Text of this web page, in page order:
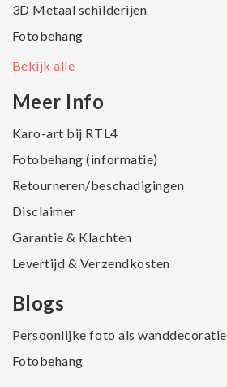
3D Metaal schilderijen
Fotobehang
Bekijk alle
Meer Info
Karo-art bij RTL4
Fotobehang (informatie)
Retourneren/beschadigingen
Disclaimer
Garantie & Klachten
Levertijd & Verzendkosten
Blogs
Persoonlijke foto als wanddecoratie
Fotobehang